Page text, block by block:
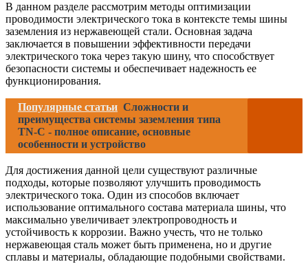
В данном разделе рассмотрим методы оптимизации
проводимости электрического тока в контексте темы шины
заземления из нержавеющей стали. Основная задача
заключается в повышении эффективности передачи
электрического тока через такую шину, что способствует
безопасности системы и обеспечивает надежность ее
функционирования.
Популярные статьи Сложности и
преимущества системы заземления типа
TN-C - полное описание, основные
особенности и устройство
Для достижения данной цели существуют различные
подходы, которые позволяют улучшить проводимость
электрического тока. Один из способов включает
использование оптимального состава материала шины, что
максимально увеличивает электропроводность и
устойчивость к коррозии. Важно учесть, что не только
нержавеющая сталь может быть применена, но и другие
сплавы и материалы, обладающие подобными свойствами.